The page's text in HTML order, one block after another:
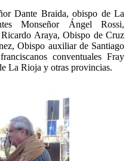
Dante Braida, obispo de La
Monseñor Ángel Rossi,
Araya, Obispo de Cruz
Obispo auxiliar de Santiago
conventuales Fray
La Rioja y otras provincias.